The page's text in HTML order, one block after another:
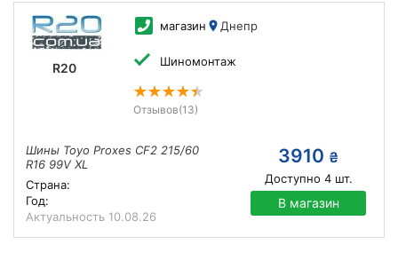
R20
магазин Днепр
Шиномонтаж
Отзывов(13)
Шины Toyo Proxes CF2 215/60
R16 99V XL
Страна:
Год:
Актуальность 10.08.26
3910 ₴
Доступно 4шт.
В магазин